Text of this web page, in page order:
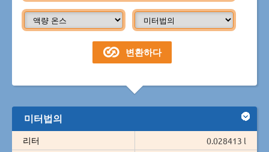
미터법의
리터
0.028413 l